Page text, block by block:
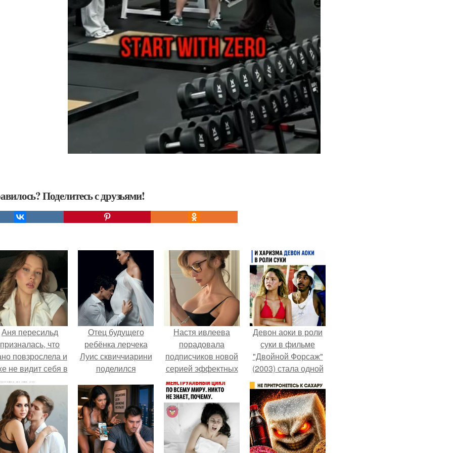
Поделитесь с друзьями!
Аня пересильд
призналась, что
повзрослела и
не видит себя в
школе.
Отец будущего
ребёнка лерчека
Луис сквиччиарини
поделился
фотосессией с
беременной
возлюбленной.
Настя ивлеева
порадовала
подписчиков новой
серией эффектных
снимков - и, как
обычно, вызвала
бурное обсуждение
в соцсетях.
Девон аоки в роли
суки в фильме
"Двойной Форсаж"
(2003) стала одной
из самых ярких и
запоминающихся
героинь всей
франшизы.